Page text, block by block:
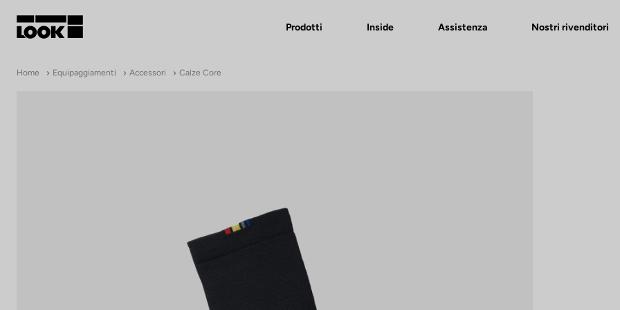
Prodotti Inside Assistenza Nostri rivenditori
Home Equipaggiamenti Accessori Calze Core